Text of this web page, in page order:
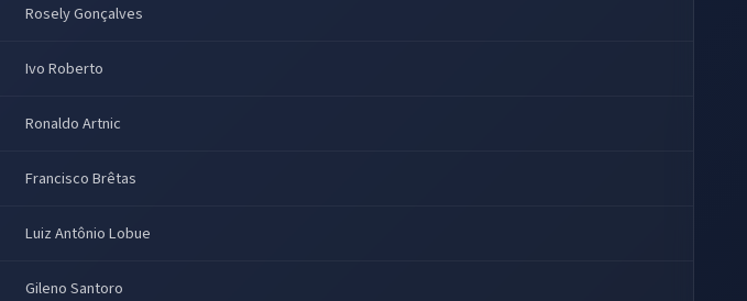
Rosely Gonçalves
Ivo Roberto
Ronaldo Artnic
Francisco Brêtas
Luiz Antônio Lobue
Gileno Santoro